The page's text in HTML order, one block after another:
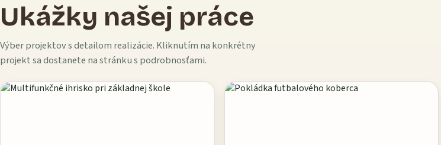
Ukážky našej práce
Výber projektov s detailom realizácie. Kliknutím na konkrétny
projekt sa dostanete na stránku s podrobnosťami.